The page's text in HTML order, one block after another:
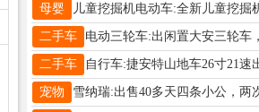
母婴
二手车
二手车
宠物